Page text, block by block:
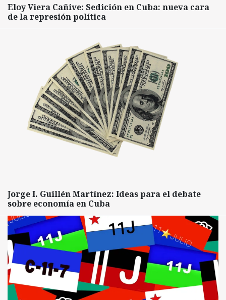
Eloy Viera Cañive: Sedición en Cuba: nueva cara
de la represión política
Jorge I. Guillén Martínez: Ideas para el debate
sobre economía en Cuba